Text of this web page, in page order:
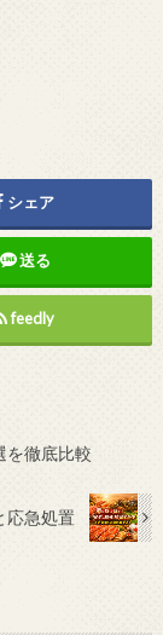
シェア
送る
feedly
を徹底比較
応急処置